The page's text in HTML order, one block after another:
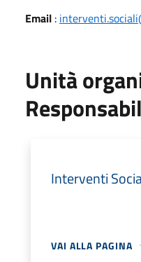
Email :
Unità
Interventi
VAI ALLA PAGINA